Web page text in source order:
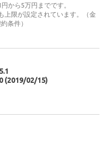
から5万円までです。
上限が設定されています。（金
条件）
(2019/02/15)